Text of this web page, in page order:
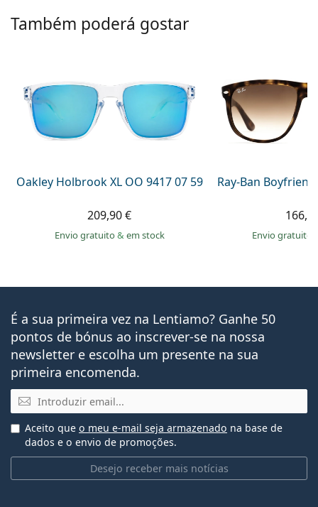
Também poderá gostar
Oakley Holbrook XL OO 9417 07 59
209,90 €
Envio gratuito& em stock
Ray-Ban
Envio gratuito
É a sua primeira vez na Lentiamo? Ganhe 50
pontos de bónus ao inscrever-se na nossa
newsletter e escolha um presente na sua
primeira encomenda.
Email
Desejo receber mais notícias
Aceito que o meu e-mail seja armazenado na base de
dados e o envio de promoções.